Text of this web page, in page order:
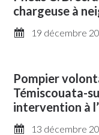
chargeuse à
19 décembre
Pompier
Témiscouata-
intervention à
13 décembre